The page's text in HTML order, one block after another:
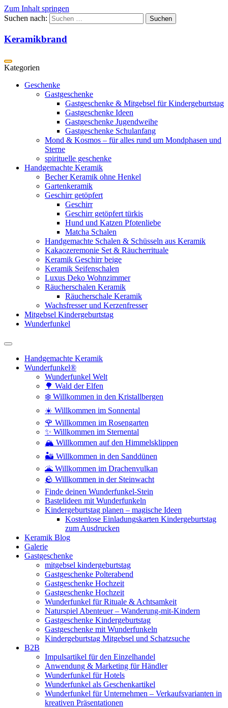
Zum Inhalt springen
Suchen nach:
Keramikbrand
Geschenke
Gastgeschenke
Gastgeschenke & Mitgebsel für Kindergeburtstag
Gastgeschenke Ideen
Gastgeschenke Jugendweihe
Gastgeschenke Schulanfang
Mond & Kosmos – für alles rund um Mondphasen und
Sterne
spirituelle geschenke
Handgemachte Keramik
Becher Keramik ohne Henkel
Gartenkeramik
Geschirr getöpfert
Geschirr
Geschirr getöpfert türkis
Hund und Katzen Pfotenliebe
Matcha Schalen
Handgemachte Schalen & Schüsseln aus Keramik
Kakaozeremonie Set & Räucherrituale
Keramik Geschirr beige
Keramik Seifenschalen
Luxus Deko Wohnzimmer
Räucherschalen Keramik
Räucherschale Keramik
Wachsfresser und Kerzenfresser
Mitgebsel Kindergeburtstag
Wunderfunkel
Handgemachte Keramik
Wunderfunkel®
Wunderfunkel Welt
🌳 Wald der Elfen
❄️ Willkommen in den Kristallbergen
☀️ Willkommen im Sonnental
🌹 Willkommen im Rosengarten
✨ Willkommen im Sternental
🏔️ Willkommen auf den Himmelsklippen
🏜️ Willkommen in den Sanddünen
🌋 Willkommen im Drachenvulkan
🪨 Willkommen in der Steinwacht
Finde deinen Wunderfunkel-Stein
Bastelideen mit Wunderfunkeln
Kindergeburtstag planen – magische Ideen
Kostenlose Einladungskarten Kindergeburtstag
zum Ausdrucken
Keramik Blog
Galerie
Gastgeschenke
mitgebsel kindergeburtstag
Gastgeschenke Polterabend
Gastgeschenke Hochzeit
Gastgeschenke Hochzeit
Wunderfunkel für Rituale & Achtsamkeit
Naturspiel Abenteuer – Wanderung-mit-Kindern
Gastgeschenke Kindergeburtstag
Gastgeschenke mit Wunderfunkeln
Kindergeburtstag Mitgebsel und Schatzsuche
B2B
Impulsartikel für den Einzelhandel
Anwendung & Marketing für Händler
Wunderfunkel für Hotels
Wunderfunkel als Geschenkartikel
Wunderfunkel für Unternehmen – Verkaufsvarianten in
kreativen Präsentationen